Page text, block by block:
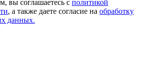
вы соглашаетесь с политикой
, а также даете согласие на обработку
данных.